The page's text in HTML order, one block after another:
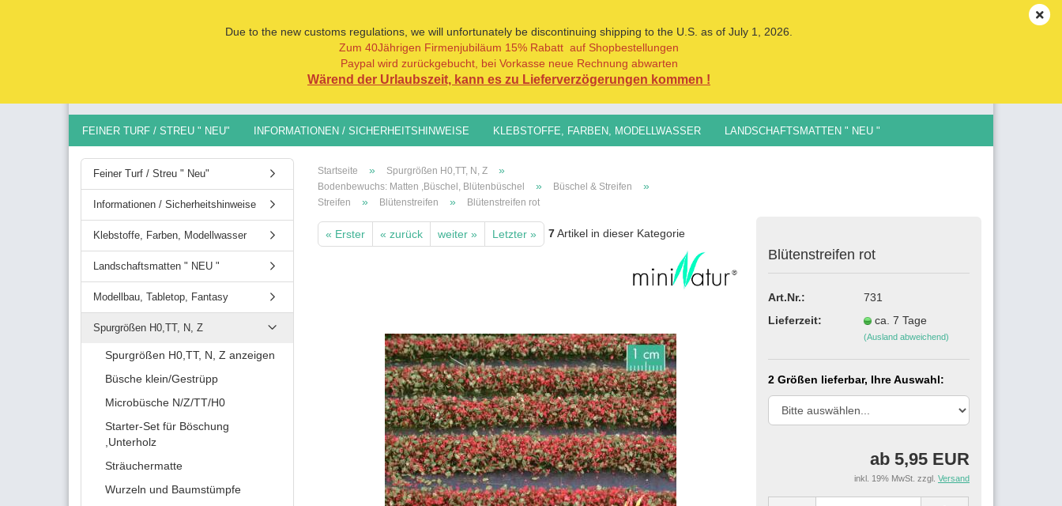
Sprache auswählen
Passwort vergessen?
Alle
Due to the new customs regulations, we will unfortunately be discontinuing shipping to the U.S. as of July 1, 2026.
Zum 40Jährigen Firmenjubiläum 15% Rabatt auf Shopbestellungen
Paypal wird zurückgebucht, bei Vorkasse neue Rechnung abwarten
Wärend der Urlaubszeit, kann es zu Lieferverzögerungen kommen !
FEINER TURF / STREU " NEU" INFORMATIONEN / SICHERHEITSHINWEISE KLEBSTOFFE, FARBEN, MODELLWASSER LANDSCHAFTSMATTEN " NEU "
MODELLBAU, TABLETOP, FANTASY SPURGRÖSSEN H0,TT, N, Z
Startseite » Spurgrößen H0,TT, N, Z »
Bodenbewuchs: Matten ,Büschel, Blütenbüschel » Büschel & Streifen »
Streifen » Blütenstreifen » Blütenstreifen rot
« Erster « zurück weiter » Letzter » 7Artikel in dieser Kategorie
Blütenstreifen rot
Art.Nr.:
731
Lieferzeit:
ca. 7 Tage
(Ausland abweichend)
2 Größen lieferbar, Ihre Auswahl:
ab 5,95 EUR
inkl. 19% MwSt. zzgl. Versand
Feiner Turf / Streu " Neu"
Informationen / Sicherheitshinweise
Klebstoffe, Farben, Modellwasser
Landschaftsmatten " NEU "
Modellbau, Tabletop, Fantasy
Spurgrößen H0,TT, N, Z
Spurgrößen H0,TT, N, Z anzeigen
Büsche klein/Gestrüpp
Microbüsche N/Z/TT/H0
Starter-Set für Böschung
,Unterholz
Sträuchermatte
Wurzeln und Baumstümpfe